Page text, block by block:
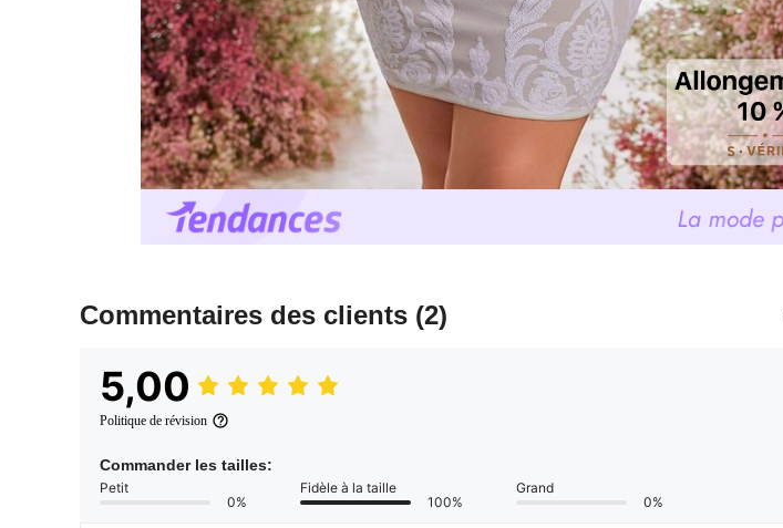
Commentaires des clients (2)
5,00
Politique de révision
Commander les tailles:
Petit
0%
Fidèle à la taille
100%
Grand
0%